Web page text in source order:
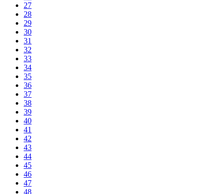
27
28
29
30
31
32
33
34
35
36
37
38
39
40
41
42
43
44
45
46
47
48